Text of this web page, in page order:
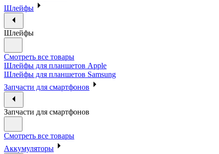
Шлейфы
Шлейфы
Смотреть все товары
Шлейфы для планшетов Apple
Шлейфы для планшетов Samsung
Запчасти для смартфонов
Запчасти для смартфонов
Смотреть все товары
Аккумуляторы